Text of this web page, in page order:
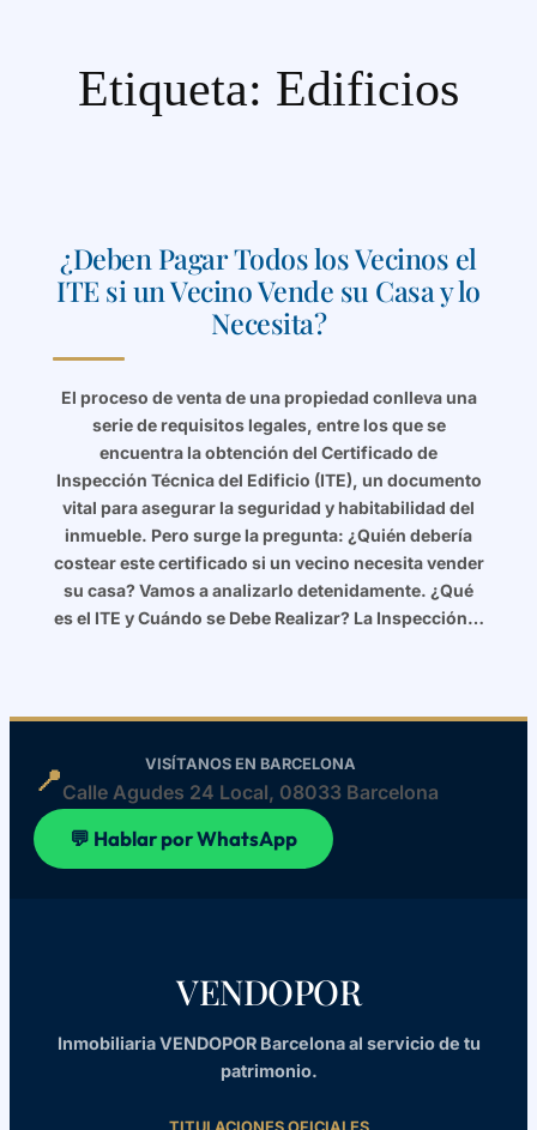
Etiqueta: Edificios
¿Deben Pagar Todos los Vecinos el
ITE si un Vecino Vende su Casa y lo
Necesita?
El proceso de venta de una propiedad conlleva una
serie de requisitos legales, entre los que se
encuentra la obtención del Certificado de
Inspección Técnica del Edificio (ITE), un documento
vital para asegurar la seguridad y habitabilidad del
inmueble. Pero surge la pregunta: ¿Quién debería
costear este certificado si un vecino necesita vender
su casa? Vamos a analizarlo detenidamente. ¿Qué
es el ITE y Cuándo se Debe Realizar? La Inspección…
📍 VISÍTANOS EN BARCELONA
Calle Agudes 24 Local, 08033 Barcelona
💬 Hablar por WhatsApp
VENDOPOR
Inmobiliaria VENDOPOR Barcelona al servicio de tu
patrimonio.